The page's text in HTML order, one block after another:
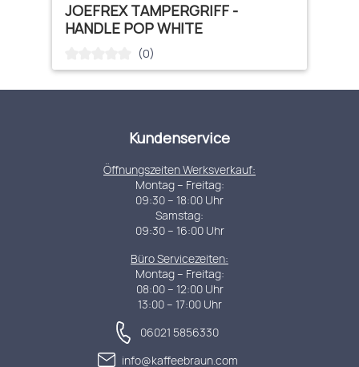
JOEFREX TAMPERGRIFF -
HANDLE POP WHITE
Durchschnittliche Bewertung von 0 von 5 Sternen
(0)
Kundenservice
Öffnungszeiten Werksverkauf:
Montag – Freitag:
09:30 – 18:00 Uhr
Samstag:
09:30 – 16:00 Uhr
Büro Servicezeiten:
Montag – Freitag:
08:00 – 12:00 Uhr
13:00 – 17:00 Uhr
06021 5856330
info@kaffeebraun.com